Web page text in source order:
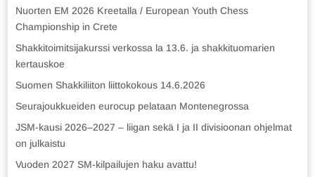
Nuorten EM 2026 Kreetalla / European Youth Chess
Championship in Crete
Shakkitoimitsijakurssi verkossa la 13.6. ja shakkituomarien
kertauskoe
Suomen Shakkiliiton liittokokous 14.6.2026
Seurajoukkueiden eurocup pelataan Montenegrossa
JSM-kausi 2026–2027 – liigan sekä I ja II divisioonan ohjelmat
on julkaistu
Vuoden 2027 SM-kilpailujen haku avattu!